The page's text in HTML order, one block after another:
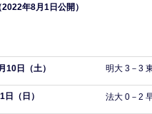
2022年8月1日公開）
10 日（土） 明大 3 －3
日（日） 法大 0－2